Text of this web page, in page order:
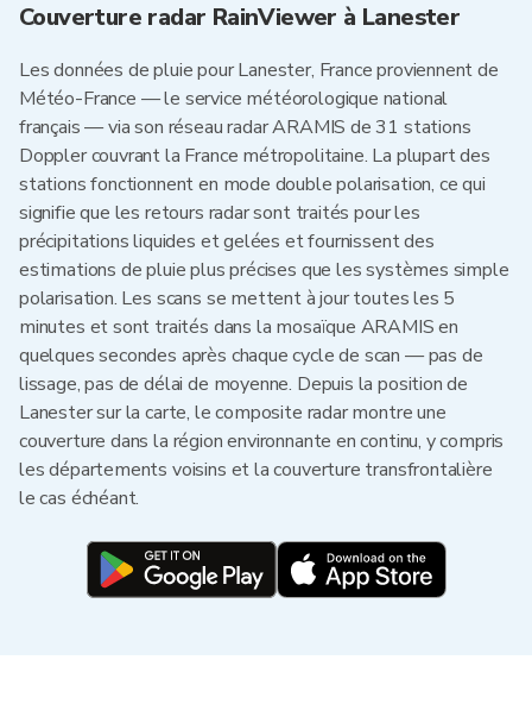
Couverture radar RainViewer à Lanester
Les données de pluie pour Lanester, France proviennent de
Météo-France — le service météorologique national
français — via son réseau radar ARAMIS de 31 stations
Doppler couvrant la France métropolitaine. La plupart des
stations fonctionnent en mode double polarisation, ce qui
signifie que les retours radar sont traités pour les
précipitations liquides et gelées et fournissent des
estimations de pluie plus précises que les systèmes simple
polarisation. Les scans se mettent à jour toutes les 5
minutes et sont traités dans la mosaïque ARAMIS en
quelques secondes après chaque cycle de scan — pas de
lissage, pas de délai de moyenne. Depuis la position de
Lanester sur la carte, le composite radar montre une
couverture dans la région environnante en continu, y compris
les départements voisins et la couverture transfrontalière
le cas échéant.